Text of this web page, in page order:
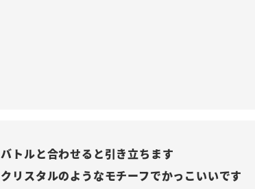
バトルと合わせると引き立ちます
クリスタルのようなモチーフでかっこいいです